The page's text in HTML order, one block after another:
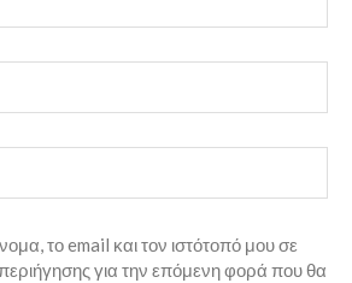
το email και τον ιστότοπό μου σε
για την επόμενη φορά που θα